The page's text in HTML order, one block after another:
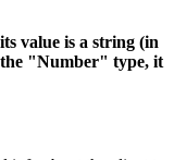
value is a string (in
"Number" type, it